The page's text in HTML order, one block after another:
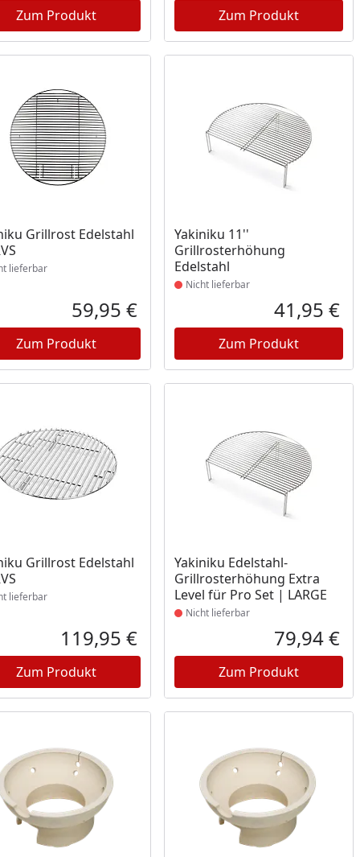
Zum Produkt Zum Produkt
Grillrost Edelstahl
nicht lieferbar
lieferbar
Aktueller Preis
59,95 €
Zum Produkt
Yakiniku 11''
Grillrosterhöhung
Edelstahl
Produkt nicht lieferbar
Nicht lieferbar
41,95 €
Zum Produkt
Grillrost Edelstahl
nicht lieferbar
lieferbar
Aktueller Preis
119,95 €
Zum Produkt
Yakiniku Edelstahl-
Grillrosterhöhung Extra
Level für Pro Set | LARGE
Produkt nicht lieferbar
Nicht lieferbar
79,94 €
Zum Produkt